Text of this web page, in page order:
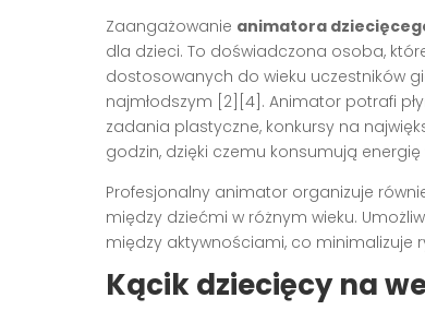
Zaangażowanie animatora
dla dzieci. To doświadczona osoba,
dostosowanych do wieku uczestników
najmłodszym [2][4]. Animator potrafi
zadania plastyczne, konkursy na
godzin, dzięki czemu konsumują
Profesjonalny animator organizuje
między dziećmi w różnym wieku.
między aktywnościami, co minimalizuje
Kącik dziecięcy na